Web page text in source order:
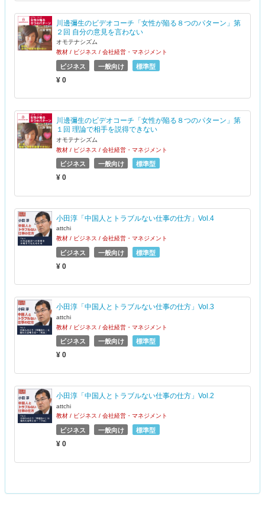
川邊彌生のビデオコーチ「女性が陥る８つのパターン」第
２回 自分の意見を言わない
オモテナシズム
教材 / ビジネス / 会社経営・マネジメント
ビジネス 一般向け 標準型
¥ 0
川邊彌生のビデオコーチ「女性が陥る８つのパターン」第
１回 理論で相手を説得できない
オモテナシズム
教材 / ビジネス / 会社経営・マネジメント
ビジネス 一般向け 標準型
¥ 0
小田淳「中国人とトラブルない仕事の仕方」Vol.4
attchi
教材 / ビジネス / 会社経営・マネジメント
ビジネス 一般向け 標準型
¥ 0
小田淳「中国人とトラブルない仕事の仕方」Vol.3
attchi
教材 / ビジネス / 会社経営・マネジメント
ビジネス 一般向け 標準型
¥ 0
小田淳「中国人とトラブルない仕事の仕方」Vol.2
attchi
教材 / ビジネス / 会社経営・マネジメント
ビジネス 一般向け 標準型
¥ 0